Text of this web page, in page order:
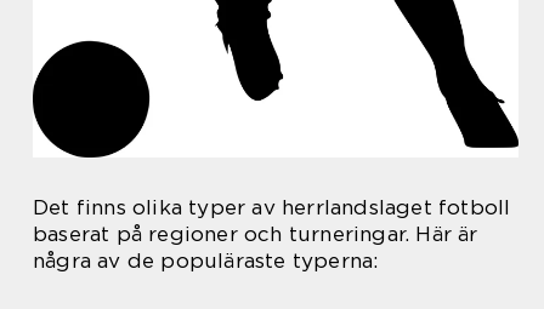
Det finns olika typer av herrlandslaget fotboll
baserat på regioner och turneringar. Här är
några av de populäraste typerna: